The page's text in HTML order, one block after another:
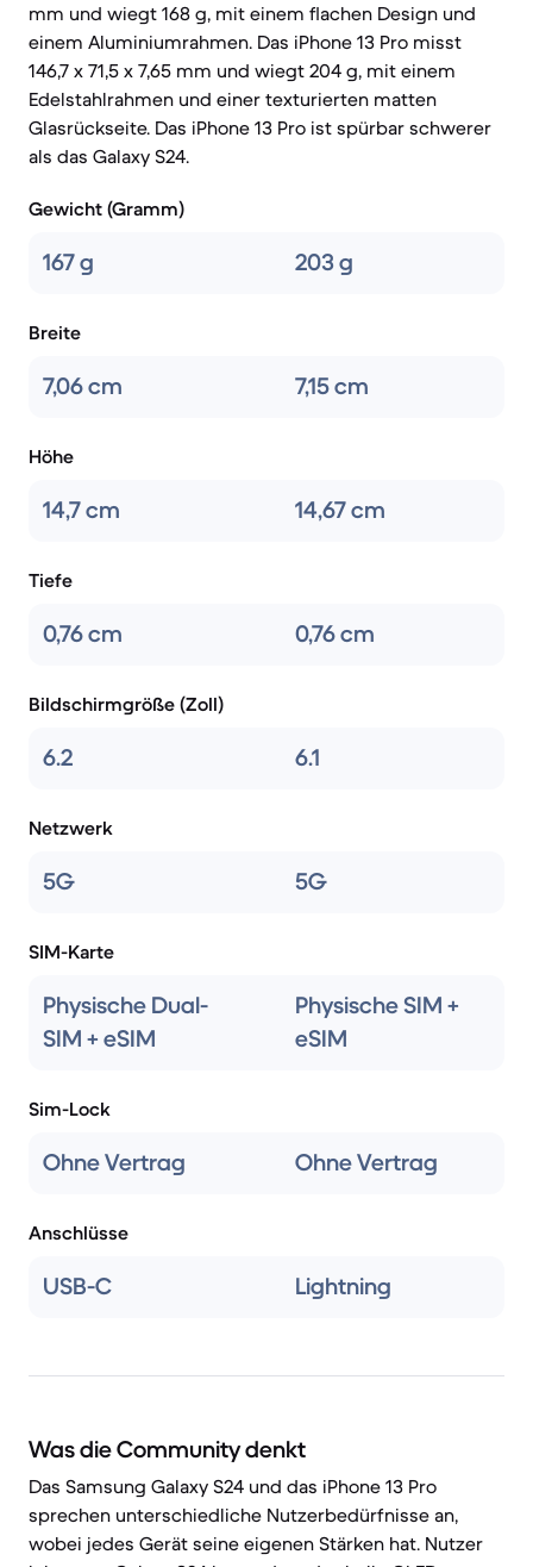
mm und wiegt 168 g, mit einem flachen Design und
einem Aluminiumrahmen. Das iPhone 13 Pro misst
146,7 x 71,5 x 7,65 mm und wiegt 204 g, mit einem
Edelstahlrahmen und einer texturierten matten
Glasrückseite. Das iPhone 13 Pro ist spürbar schwerer
als das Galaxy S24.
Gewicht (Gramm)
167 g 203 g
Breite
7,06 cm 7,15 cm
Höhe
14,7 cm 14,67 cm
Tiefe
0,76 cm 0,76 cm
Bildschirmgröße (Zoll)
6.2 6.1
Netzwerk
5G 5G
SIM-Karte
Physische Dual-
SIM + eSIM
Physische SIM +
eSIM
Sim-Lock
Ohne Vertrag Ohne Vertrag
Anschlüsse
USB-C Lightning
Was die Community denkt
Das Samsung Galaxy S24 und das iPhone 13 Pro
sprechen unterschiedliche Nutzerbedürfnisse an,
wobei jedes Gerät seine eigenen Stärken hat. Nutzer